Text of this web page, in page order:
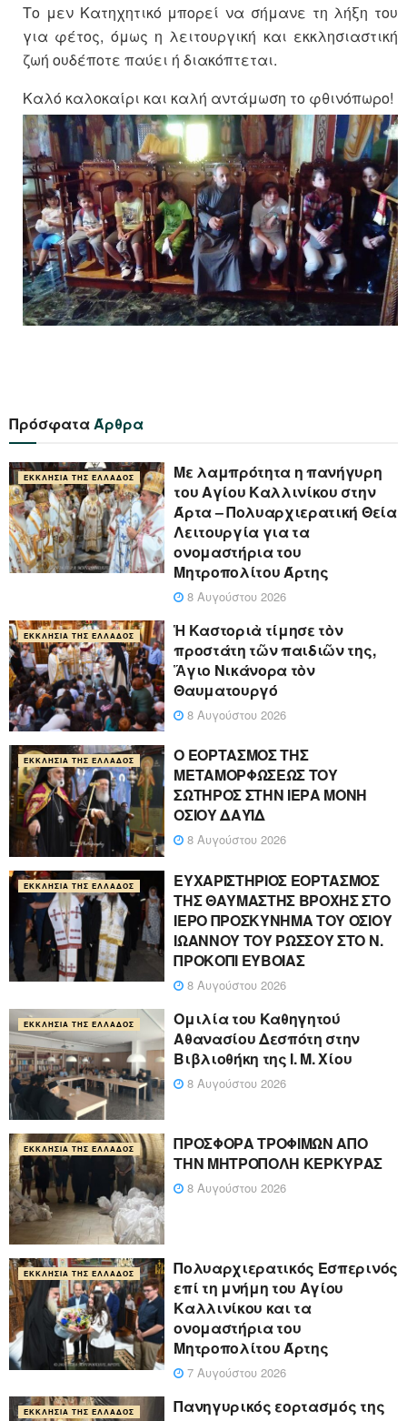
Το μεν Κατηχητικό μπορεί να σήμανε τη λήξη του
για φέτος, όμως η λειτουργική και εκκλησιαστική
ζωή ουδέποτε παύει ή διακόπτεται.
Καλό καλοκαίρι και καλή αντάμωση το φθινόπωρο!
ΠρόσφαταΆρθρα
ΕΚΚΛΗΣΊΑ ΤΗΣ ΕΛΛΆΔΟΣ
Με λαμπρότητα η πανήγυρη
του Αγίου Καλλινίκου στην
Άρτα – Πολυαρχιερατική Θεία
Λειτουργία για τα
ονομαστήρια του
Μητροπολίτου Άρτης
8 Αυγούστου 2026
ΕΚΚΛΗΣΊΑ ΤΗΣ ΕΛΛΆΔΟΣ
Ἡ Καστοριὰ τίμησε τὸν
προστάτη τῶν παιδιῶν της,
Ἅγιο Νικάνορα τὸν
Θαυματουργό
8 Αυγούστου 2026
ΕΚΚΛΗΣΊΑ ΤΗΣ ΕΛΛΆΔΟΣ
Ο ΕΟΡΤΑΣΜΟΣ ΤΗΣ
ΜΕΤΑΜΟΡΦΩΣΕΩΣ ΤΟΥ
ΣΩΤΗΡΟΣ ΣΤΗΝ ΙΕΡΑ ΜΟΝΗ
ΟΣΙΟΥ ΔΑΥΪΔ
8 Αυγούστου 2026
ΕΚΚΛΗΣΊΑ ΤΗΣ ΕΛΛΆΔΟΣ
ΕΥΧΑΡΙΣΤΗΡΙΟΣ ΕΟΡΤΑΣΜΟΣ
ΤΗΣ ΘΑΥΜΑΣΤΗΣ ΒΡΟΧΗΣ ΣΤΟ
ΙΕΡΟ ΠΡΟΣΚΥΝΗΜΑ ΤΟΥ ΟΣΙΟΥ
ΙΩΑΝΝΟΥ ΤΟΥ ΡΩΣΣΟΥ ΣΤΟ Ν.
ΠΡΟΚΟΠΙ ΕΥΒΟΙΑΣ
8 Αυγούστου 2026
ΕΚΚΛΗΣΊΑ ΤΗΣ ΕΛΛΆΔΟΣ
Ομιλία του Καθηγητού
Αθανασίου Δεσπότη στην
Βιβλιοθήκη της Ι. Μ. Χίου
8 Αυγούστου 2026
ΕΚΚΛΗΣΊΑ ΤΗΣ ΕΛΛΆΔΟΣ
ΠΡΟΣΦΟΡΑ ΤΡΟΦΙΜΩΝ ΑΠΟ
ΤΗΝ ΜΗΤΡΟΠΟΛΗ ΚΕΡΚΥΡΑΣ
8 Αυγούστου 2026
ΕΚΚΛΗΣΊΑ ΤΗΣ ΕΛΛΆΔΟΣ
Πολυαρχιερατικός Εσπερινός
επί τη μνήμη του Αγίου
Καλλινίκου και τα
ονομαστήρια του
Μητροπολίτου Άρτης
7 Αυγούστου 2026
ΕΚΚΛΗΣΊΑ ΤΗΣ ΕΛΛΆΔΟΣ
Πανηγυρικός εορτασμός της